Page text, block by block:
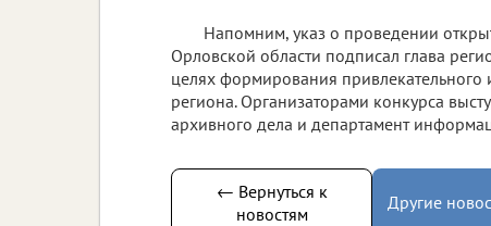
Напомним, указ о проведении
Орловской области подписал глава
целях формирования
региона. Организаторами конкурса
архивного дела и департамент
← Вернуться к
новостям
Другие